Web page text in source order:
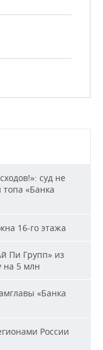
суд не
«Банка
16-го этажа
Пи Групп» из
на 5 млн
«Банка
России